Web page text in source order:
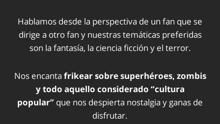
Hablamos desde la perspectiva de un fan que se
dirige a otro fan y nuestras temáticas preferidas
son la fantasía, la ciencia ficción y el terror.
Nos encanta frikear sobre superhéroes, zombis
y todo aquello considerado “cultura
popular” que nos despierta nostalgia y ganas de
disfrutar.